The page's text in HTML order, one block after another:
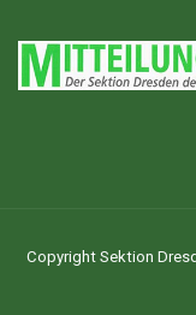
Copyright Sektion